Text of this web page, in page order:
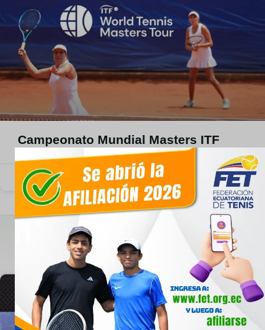
Campeonato Mundial Masters ITF
2025, en cuatro países
5 de junio de 2024
Silla de ruedas